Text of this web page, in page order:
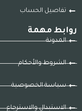
تفاصيل الحساب
روابط مهمة
المدونة
الشروط والأحكام
سياسة الخصوصية
الاستبدال والاسترجاع